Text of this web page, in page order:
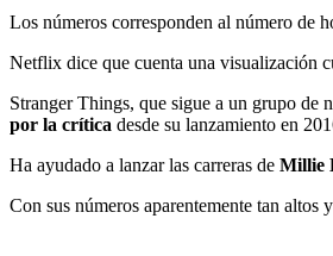
Los números corresponden al número de
Netflix dice que cuenta una visualización
Stranger Things, que sigue a un grupo de
por la crítica desde su lanzamiento en
Ha ayudado a lanzar las carreras de Millie
Con sus números aparentemente tan